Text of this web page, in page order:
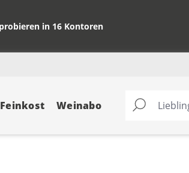
in 16 Kontoren
Weinabo